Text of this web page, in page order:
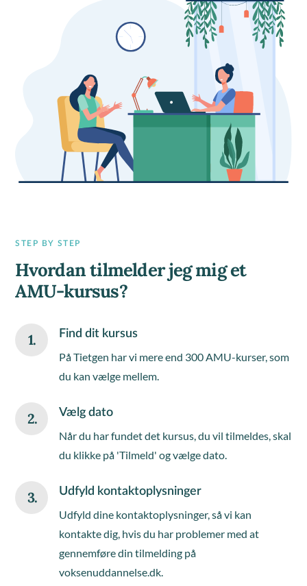
STEP BY STEP
Hvordan tilmelder jeg mig et
AMU-kursus?
1. Find dit kursus
På Tietgen har vi mere end 300 AMU-kurser, som
du kan vælge mellem.
2. Vælg dato
Når du har fundet det kursus, du vil tilmeldes, skal
du klikke på 'Tilmeld' og vælge dato.
3. Udfyld kontaktoplysninger
Udfyld dine kontaktoplysninger, så vi kan
kontakte dig, hvis du har problemer med at
gennemføre din tilmelding på
voksenuddannelse.dk.